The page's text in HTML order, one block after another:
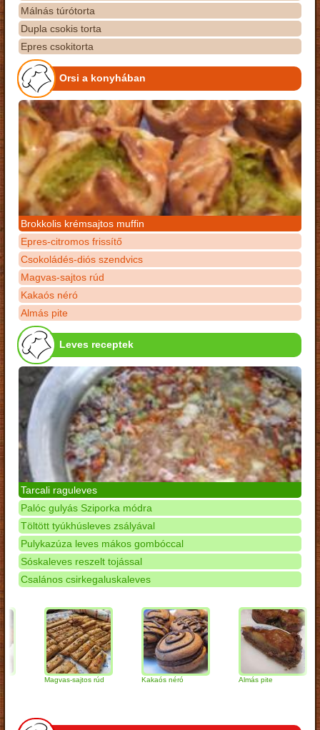
Málnás túrótorta
Dupla csokis torta
Epres csokitorta
Orsi a konyhában
Brokkolis krémsajtos muffin
Epres-citromos frissítő
Csokoládés-diós szendvics
Magvas-sajtos rúd
Kakaós néró
Almás pite
Leves receptek
Tarcali raguleves
Palóc gulyás Sziporka módra
Töltött tyúkhúsleves zsályával
Pulykazúza leves mákos gombóccal
Sóskaleves reszelt tojással
Csalános csirkegaluskaleves
Magvas-sajtos rúd Kakaós néró Almás pite